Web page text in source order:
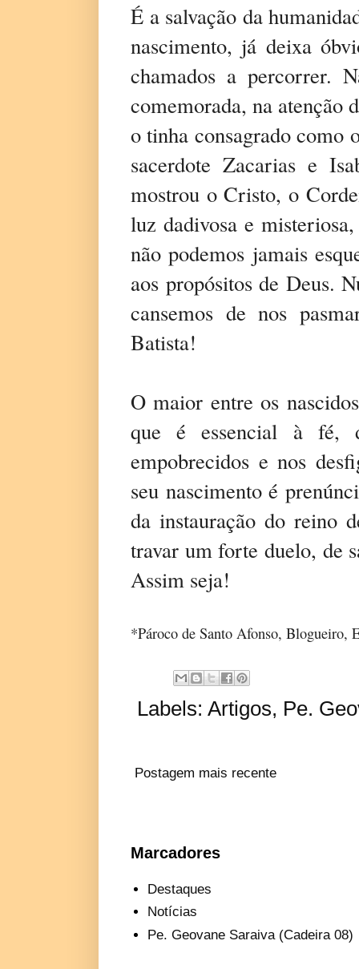
É a salvação da
nascimento, já deixa
chamados a percorrer.
comemorada, na atenção
o tinha consagrado como
sacerdote Zacarias e
mostrou o Cristo, o
luz dadivosa e
não podemos jamais
aos propósitos de Deus.
cansemos de nos
Batista!
O maior entre os
que é essencial à fé,
empobrecidos e nos
seu nascimento é
da instauração do reino
travar um forte duelo, de
Assim seja!
*Pároco de Santo Afonso, Blogueiro,
Labels: Artigos, Pe.
Postagem mais recente
Marcadores
Destaques
Notícias
Pe. Geovane Saraiva (Cadeira 08)